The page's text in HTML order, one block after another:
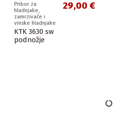
Pribor za
hladnjake,
zamrzivače i
vinske hladnjake
KTK 3630 sw
podnožje
29,00 €